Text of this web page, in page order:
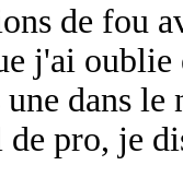
de fou
j'ai oublie
dans
pro, je